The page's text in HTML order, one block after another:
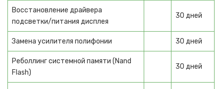
Фены для волос
Фотоэпиляторы
Лазерные эпиляторы
Восстановление драйвера
подсветки/питания дисплея
30 дней
Замена усилителя полифонии 30 дней
Реболлинг системной памяти (Nand
Flash)
30 дней